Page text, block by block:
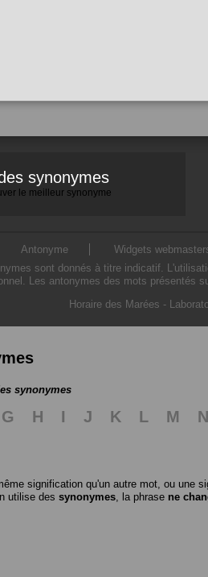
synonymes
le meilleur synonyme
Antonyme Widgets
sont donnés à titre indicatif.
Les antonymes des mots présentés
Horaire des Marées -
synonymes
G H I J K L M N
signification qu'un autre mot, ou une
utilise des synonymes , la phrase ne